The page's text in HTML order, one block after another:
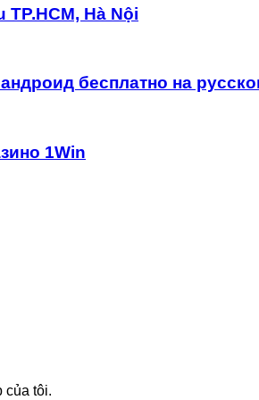
Hà Nội
бесплатно на
1Win
của tôi.